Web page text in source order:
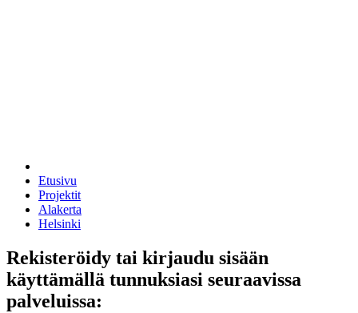
Etusivu
Projektit
Alakerta
Helsinki
Rekisteröidy tai kirjaudu sisään
käyttämällä tunnuksiasi seuraavissa
palveluissa: